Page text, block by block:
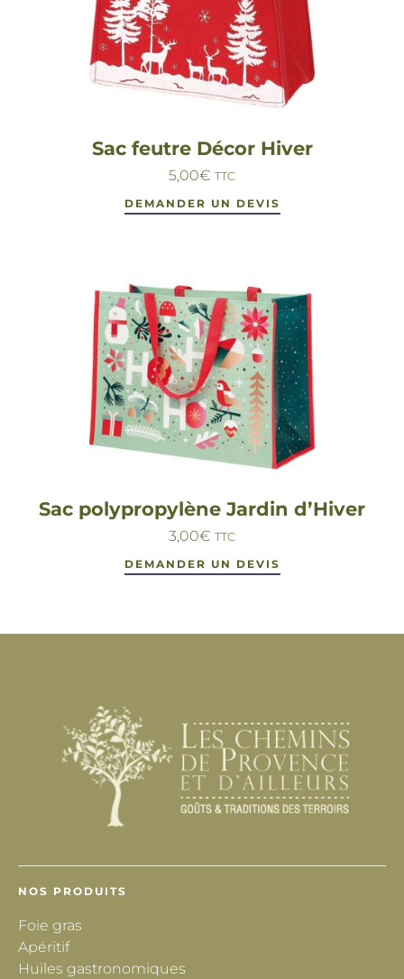
Sac feutre Décor Hiver
5,00€ TTC
DEMANDER UN DEVIS
Sac polypropylène Jardin d’Hiver
3,00€ TTC
DEMANDER UN DEVIS
NOS PRODUITS
Foie gras
Apéritif
Huiles gastronomiques